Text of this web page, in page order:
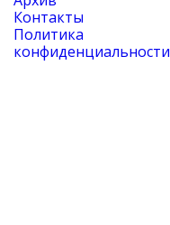
Контакты
Политика
конфиденциальности